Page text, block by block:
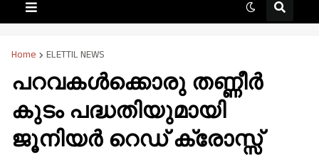
Home ELETTIL NEWS
പറവകൾക്കൊരു തണ്ണീർ
കുടം പദ്ധതിയുമായി
ജൂനിയർ റെഡ് ക്രോസ്സ്